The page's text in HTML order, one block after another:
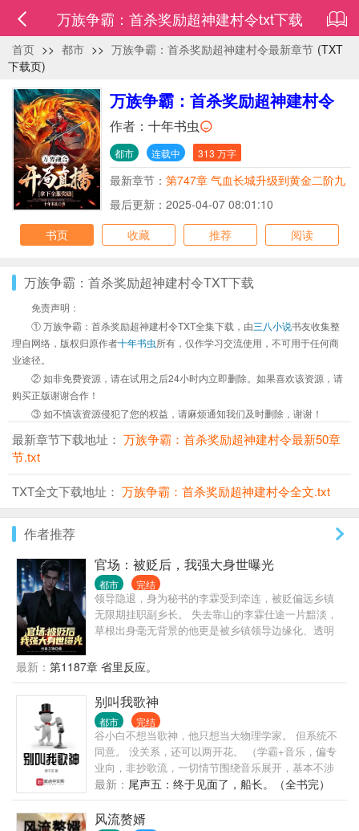
万族争霸：首杀奖励超神建村令txt下载
首页 >> 都市 >> 万族争霸：首杀奖励超神建村令最新章节 (TXT
下载页)
万族争霸：首杀奖励超神建村令
作者： 十年书虫
都市 连载中 313 万字
最新章节： 第747章 气血长城升级到黄金二阶九
星
最后更新：2025-04-07 08:01:10
书页
收藏 推荐 阅读
万族争霸：首杀奖励超神建村令TXT下载
免责声明：
① 万族争霸：首杀奖励超神建村令TXT全集下载，由三八小说书友收集整
理自网络，版权归原作者十年书虫所有，仅作学习交流使用，不可用于任何商
业途径。
② 如非免费资源，请在试用之后24小时内立即删除。如果喜欢该资源，请
购买正版谢谢合作！
③ 如不慎该资源侵犯了您的权益，请麻烦通知我们及时删除，谢谢！
最新章节下载地址： 万族争霸：首杀奖励超神建村令最新50章
节.txt
TXT全文下载地址： 万族争霸：首杀奖励超神建村令全文.txt
作者推荐
官场：被贬后，我强大身世曝光
都市 完结
领导隐退，身为秘书的李霖受到牵连，被贬偏远乡镇
无限期挂职副乡长。 失去靠山的李霖仕途一片黯淡，
草根出身毫无背景的他更是被乡镇领导边缘化、透明
时，他的贵人从天而降，自此平步青云，无人能挡。
原来，他最大的靠山，竟然就是他自己！
最新： 第1187章 省里反应。
别叫我歌神
都市 完结
谷小白不想当歌神，他只想当大物理学家。 但系统不
同意。 没关系，还可以两开花。 （学霸+音乐，偏专
业向，非抄歌流，一切情节围绕音乐展开，基本不涉
足其他娱乐或商业领域。） 群：8520910
最新： 尾声五：终于见面了，船长。（全书完）
风流赘婿